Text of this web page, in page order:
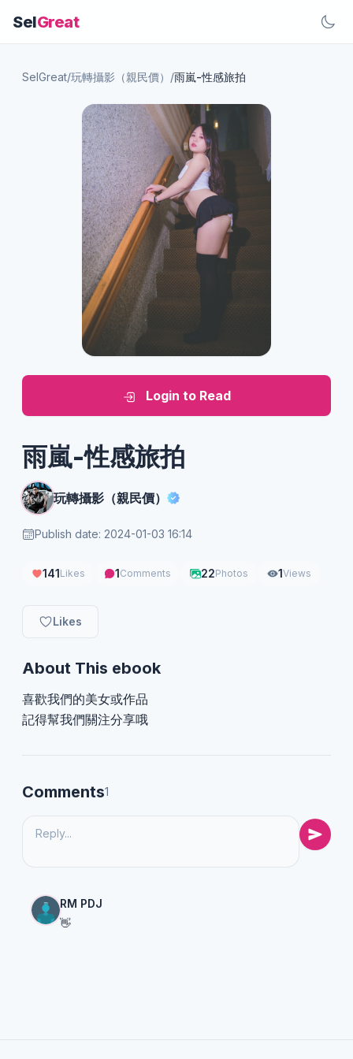
SelGreat
SelGreat/玩轉攝影（親民價） /雨嵐-性感旅拍
Login to Read
雨嵐-性感旅拍
玩轉攝影（親民價）
Publish date: 2024-01-03 16:14
141Likes 1Comments 22Photos 1Views
Likes
About This ebook
喜歡我們的美女或作品
記得幫我們關注分享哦
Comments1
RM PDJ
👋